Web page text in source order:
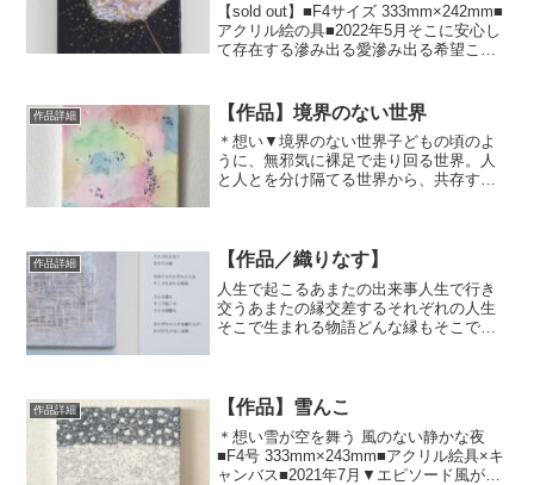
【sold out】■F4サイズ 333mm×242mm■
アクリル絵の具■2022年5月⁡そこに安心し
て存在する滲み出る愛滲み出る希望これ
怖かった価値観を手放せたと同時...
作品詳細 【作品】境界のない世界
＊想い▼境界のない世界⁡子どもの頃のよ
うに、無邪気に裸足で走り回る世界。人
と人とを分け隔てる世界から、共存する
ラメ■202...
作品詳細 【作品／織りなす】
人生で起こるあまたの出来事人生で行き
交うあまたの縁交差するそれぞれの人生
そこで生まれる物語どんな縁もそこで起
く広がるものもあれば深ま...
作品詳細 【作品】雪んこ
＊想い雪が空を舞う 風のない静かな夜
⁡⁡⁡■F4号 333mm×243mm■アクリル絵具×キ
ャンバス​■2021年7月⁡⁡▼エピソード⁡風がな